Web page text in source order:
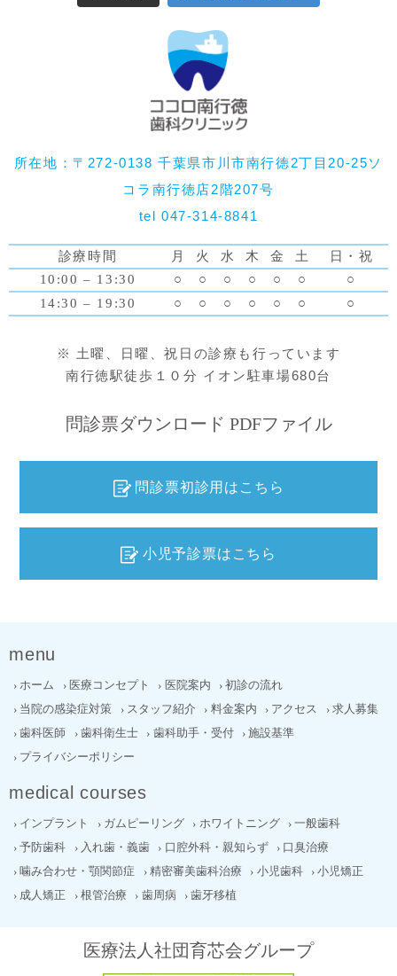
所在地：〒272-0138 千葉県市川市南行徳2丁目20-25ソ
コラ南行徳店2階207号
tel 047-314-8841
診療時間 月 火 水 木 金 土
日・祝
10:00 – 13:30
○ ○ ○ ○ ○ ○
○
14:30 – 19:30
○ ○ ○ ○ ○ ○ ○
※ 土曜、日曜、祝日の診療も行っています
南行徳駅徒歩１０分 イオン駐車場680台
問診票ダウンロード PDFファイル
問診票初診用はこちら
小児予診票はこちら
menu
ホーム 医療コンセプト 医院案内
初診の流れ
当院の感染症対策
スタッフ紹介 料金案内 アクセス
求人募集
歯科医師
歯科衛生士 歯科助手・受付
施設基準
プライバシーポリシー
medical courses
インプラント ガムピーリング ホワイトニング
一般歯科
予防歯科
入れ歯・義歯 口腔外科・親知らず
口臭治療
噛み合わせ・顎関節症
精密審美歯科治療 小児歯科
小児矯正
成人矯正
根管治療 歯周病 歯牙移植
医療法人社団育芯会グループ